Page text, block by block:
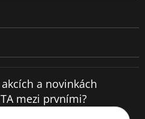
a novinkách
mezi prvními?